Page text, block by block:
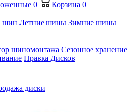
0 Корзина 0
шин Летние шины Зимние шины
шиномонтажа Сезонное хранение
Правка Дисков
диски